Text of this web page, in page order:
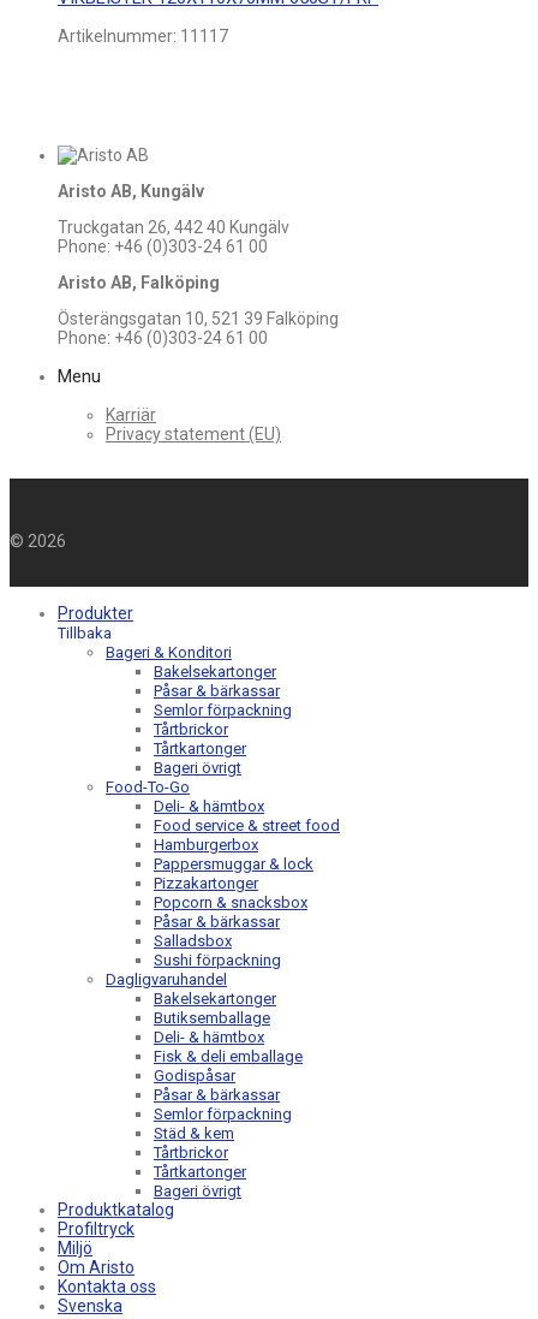
Artikelnummer: 11117
Aristo AB, Kungälv
Truckgatan 26, 442 40 Kungälv
Phone: +46 (0)303-24 61 00
Aristo AB, Falköping
Österängsgatan 10, 521 39 Falköping
Phone: +46 (0)303-24 61 00
Menu
Karriär
Privacy statement (EU)
© 2026
Produkter
Tillbaka
Bageri & Konditori
Bakelsekartonger
Påsar & bärkassar
Semlor förpackning
Tårtbrickor
Tårtkartonger
Bageri övrigt
Food-To-Go
Deli- & hämtbox
Food service & street food
Hamburgerbox
Pappersmuggar & lock
Pizzakartonger
Popcorn & snacksbox
Påsar & bärkassar
Salladsbox
Sushi förpackning
Dagligvaruhandel
Bakelsekartonger
Butiksemballage
Deli- & hämtbox
Fisk & deli emballage
Godispåsar
Påsar & bärkassar
Semlor förpackning
Städ & kem
Tårtbrickor
Tårtkartonger
Bageri övrigt
Produktkatalog
Profiltryck
Miljö
Om Aristo
Kontakta oss
Svenska